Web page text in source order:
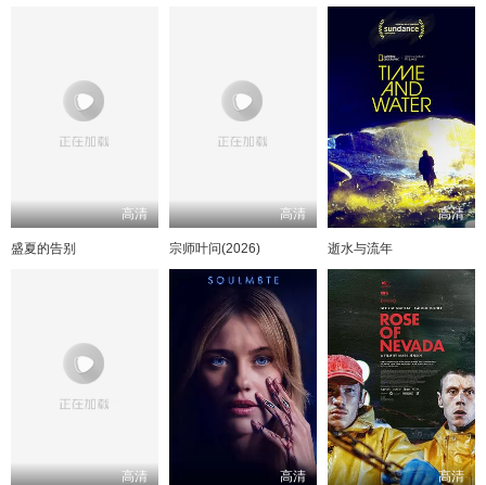
高清
盛夏的告别
高清
宗师叶问(2026)
高清
逝水与流年
高清 高清 高清